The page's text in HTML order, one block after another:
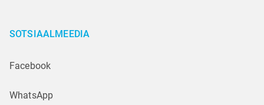
SOTSIAALMEEDIA
Facebook
WhatsApp